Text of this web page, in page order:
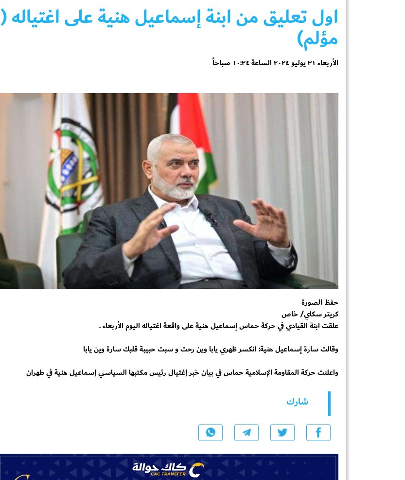
اول تعليق من ابنة إسماعيل هنية على اغتياله (
مؤلم)
الأربعاء ٣١ يوليو ٢٠٢٤ الساعة ١٠:٢٤ صباحاً
حفظ الصورة
كريتر سكاي/ خاص
علقت ابنة القيادي في حركة حماس إسماعيل هنية على واقعة اغتياله اليوم الأربعاء .
وقالت سارة إسماعيل هنية: ‏انكسر ظهري يابا وين رحت و سبت حبيبة قلبك سارة وين يابا
واعلنت حركة المقاومة الإسلامية حماس في بيان خبر إغتيال رئيس مكتبها السياسي إسماعيل هنية في طهران
شارك